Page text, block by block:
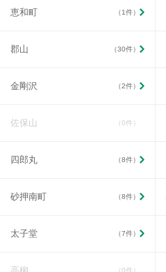
恵和町 （1件）
郡山 （30件）
金剛沢 （2件）
佐保山 （0件）
四郎丸 （8件）
砂押南町 （8件）
太子堂 （7件）
（0件）